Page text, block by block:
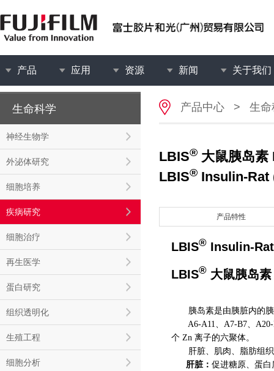
产品 应用 资源 新闻 关于我们
生命科学
神经生物学
外泌体研究
细胞培养
疾病研究
细胞治疗
再生医学
蛋白研究
组织透明化
生殖工程
细胞分析
产品中心 > 生命
LBIS® 大鼠胰岛素
LBIS® Insulin-Rat
产品特性
LBIS® Insulin-
LBIS® 大鼠胰岛
胰岛素是由胰脏内的胰
A6-A11、A7-B7、A20-
个 Zn 离子的六聚体。
肝脏、肌肉、脂肪组织
肝脏： 促进糖原、蛋